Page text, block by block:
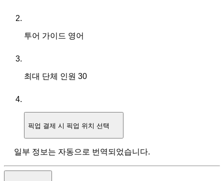
투어 가이드 영어
최대 단체 인원 30
픽업 결제 시 픽업 위치 선택
일부 정보는 자동으로 번역되었습니다.